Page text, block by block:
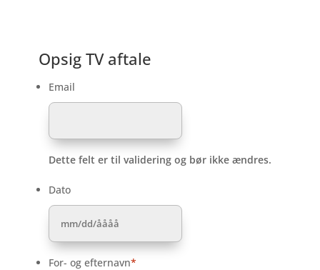
Opsig TV aftale
Email
Dette felt er til validering og bør ikke ændres.
Dato
MM
For- og efternavn*